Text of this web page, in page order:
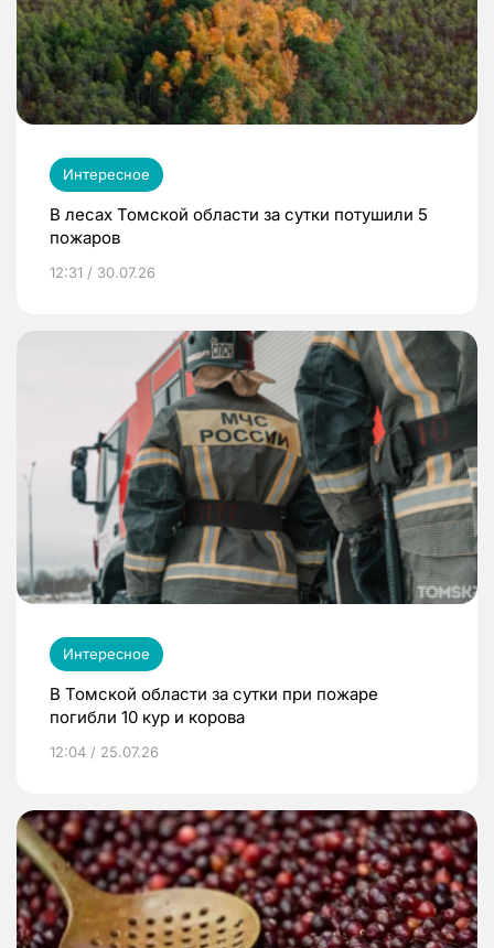
Интересное
В лесах Томской области за сутки потушили 5
пожаров
12:31 / 30.07.26
Интересное
В Томской области за сутки при пожаре
погибли 10 кур и корова
12:04 / 25.07.26